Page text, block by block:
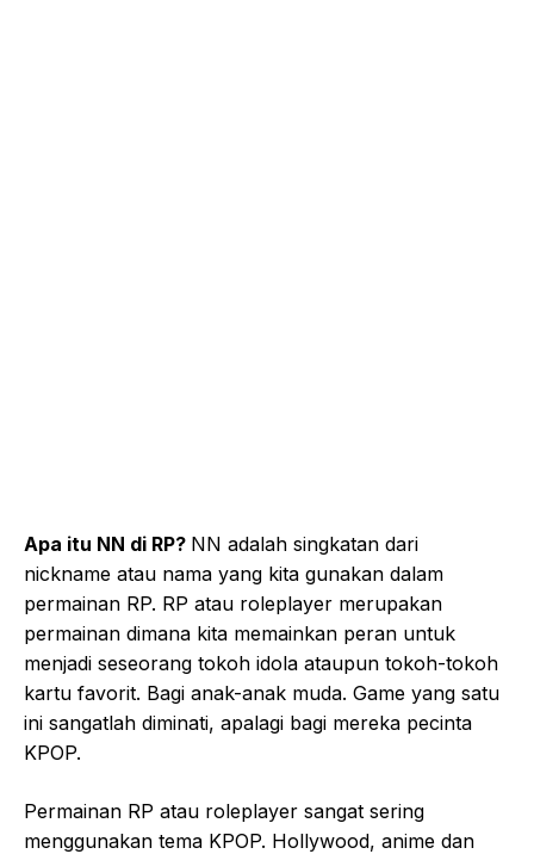
Apa itu NN di RP? NN adalah singkatan dari
nickname atau nama yang kita gunakan dalam
permainan RP. RP atau roleplayer merupakan
permainan dimana kita memainkan peran untuk
menjadi seseorang tokoh idola ataupun tokoh-tokoh
kartu favorit. Bagi anak-anak muda. Game yang satu
ini sangatlah diminati, apalagi bagi mereka pecinta
KPOP.
Permainan RP atau roleplayer sangat sering
menggunakan tema KPOP. Hollywood, anime dan